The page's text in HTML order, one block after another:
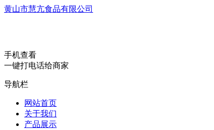
黄山市慧亢食品有限公司
手机查看
一键打电话给商家
导航栏
网站首页
关于我们
产品展示